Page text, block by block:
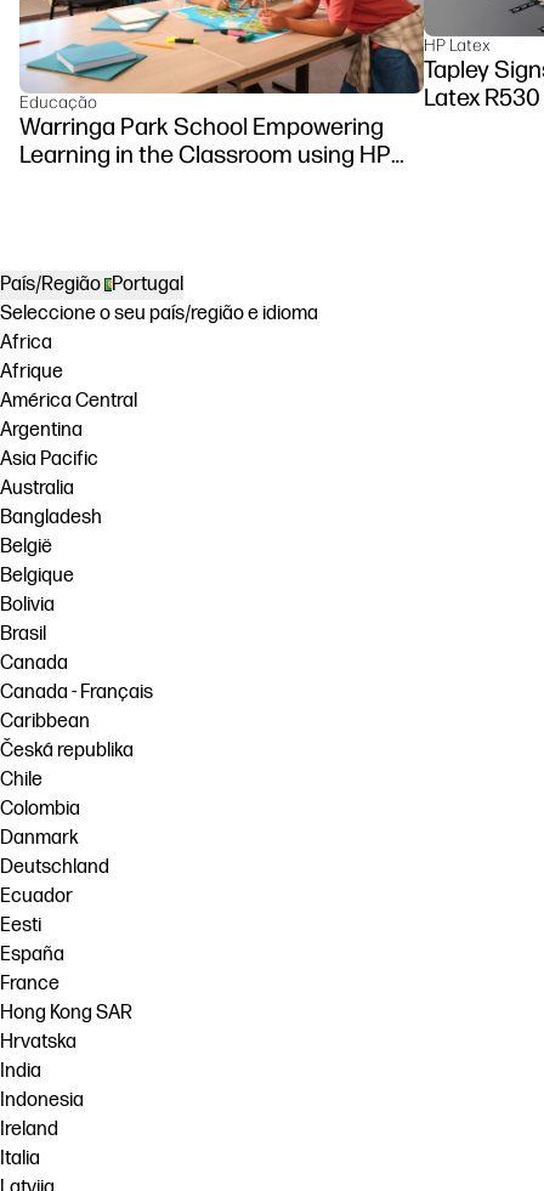
Educação
Warringa Park School Empowering
Learning in the Classroom using HP
HP Latex
Tapley
Latex
País/Região Portugal
Seleccione o seu país/região e idioma
Africa
Afrique
América Central
Argentina
Asia Pacific
Australia
Bangladesh
België
Belgique
Bolivia
Brasil
Canada
Canada - Français
Caribbean
Česká republika
Chile
Colombia
Danmark
Deutschland
Ecuador
Eesti
España
France
Hong Kong SAR
Hrvatska
India
Indonesia
Ireland
Italia